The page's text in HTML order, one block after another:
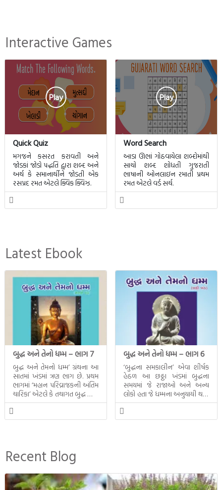
Interactive Games
Play
Quick Quiz
મગજને કસરત કરાવતી અને
જોડકાં જોડો પદ્ધતિ દ્વારા શબ્દ અને
અર્થ કે સમાનાર્થીને જોડતી એક
રસપ્રદ રમત એટલે ક્વિક ક્વિઝ.
Play
Word Search
આડા ઊભાં ગોઠવાયેલા શબ્દોમાંથી
સાચો શબ્દ શોધતી ગુજરાતી
ભાષાની ઓનલાઇન રમાતી પ્રથમ
રમત એટલે વર્ડ સર્ચ.
Latest Ebook
બુદ્ધ અને તેનો ધમ્મ – ભાગ 7
બુદ્ધ અને તેમનો ધમ્મ’ ગ્રંથના આ
સાતમાં ખંડમાં ત્રણ ભાગ છે. પ્રથમ
ભાગમાં ‘મહાન પરિવ્રાજકની અંતિમ
ચારિકા’ એટલે કે તથાગત બુદ્ધ સાથે
સતત પરિભ્રમણ કરતા સહચારીઓ
મુલાકાત, બીજા ભાગમાં તથાગતે
ઉત્તરાધિકારી તરીકે સ્થાપે છે તે
દૃશ્યો અંકિત થયાં છે. ટૂંકમાં બુદ્ધનાં
જીવનના અંતિમ દિવસોની યાત્રાનો
પરિપાક જોવા મળે […]
બુદ્ધ અને તેનો ધમ્મ – ભાગ 6
‘બુદ્ધના સમકાલીન’ એવા શીર્ષક
હેઠળ આ છઠ્ઠા ખંડમાં બુદ્ધના
સમયમાં જે રાજાઓ અને અન્ય
લોકો હતા જે ધમ્મના અનુયાયી થયા.
તેમનો અને બુદ્ધ વચ્ચે થયેલો
Recent Blog